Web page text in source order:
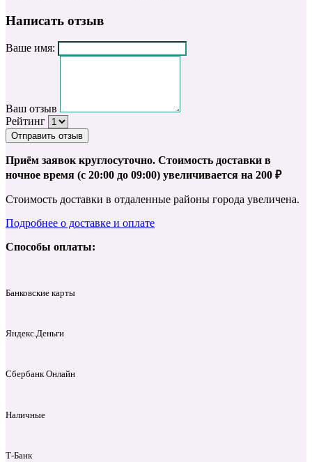
Написать отзыв
Ваше имя:
Ваш отзыв
Рейтинг
Отправить отзыв
Приём заявок круглосуточно. Стоимость доставки в
ночное время (с 20:00 до 09:00) увеличивается на 200 ₽
Стоимость доставки в отдаленные районы города увеличена.
Подробнее о доставке и оплате
Способы оплаты:
Банковские карты
Яндекс.Деньги
Сбербанк Онлайн
Наличные
Т‑Банк